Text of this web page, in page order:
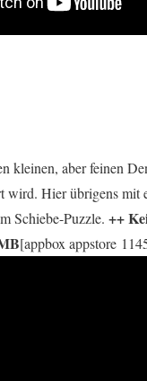
kleinen, aber feinen
wird. Hier übrigens mit
Schiebe-Puzzle. ++
[appbox appstore